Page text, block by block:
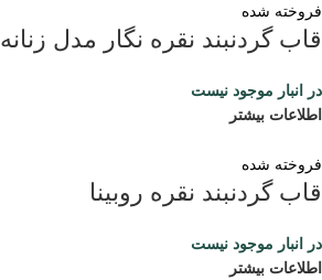
فروخته شده
قاب گردنبند نقره نگار مدل زنانه
در انبار موجود نیست
اطلاعات بیشتر
فروخته شده
قاب گردنبند نقره روبینا
در انبار موجود نیست
اطلاعات بیشتر